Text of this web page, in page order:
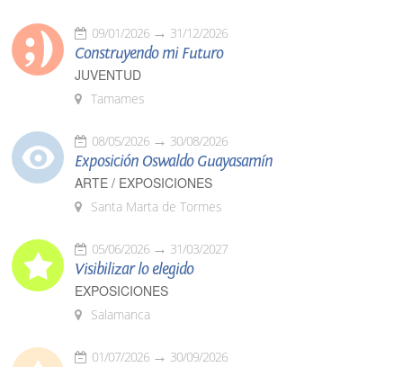
09/01/2026 31/12/2026
Construyendo mi Futuro
JUVENTUD
Tamames
08/05/2026 30/08/2026
Exposición Oswaldo Guayasamín
ARTE / EXPOSICIONES
Santa Marta de Tormes
05/06/2026 31/03/2027
Visibilizar lo elegido
EXPOSICIONES
Salamanca
01/07/2026 30/09/2026